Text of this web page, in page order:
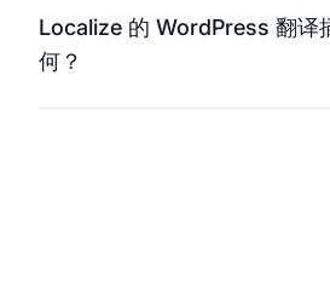
的Localize项目密钥。保存更改
网站将连接到您的Localize帐户。
Localize控制面板进行翻译。之后
AI 翻译、人工翻译或两者结合的
极影响。通过将内容翻译成多种
搜索引擎进行优化，从而提高在不
Localize 的 WordPress 翻译
何？